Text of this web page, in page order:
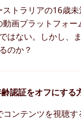
トラリアの16歳
画プラットフォ
はない。しかし、
のか？
認証をオフにする
ンテンツを視聴